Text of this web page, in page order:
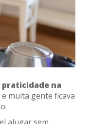
praticidade na
muita gente ficava